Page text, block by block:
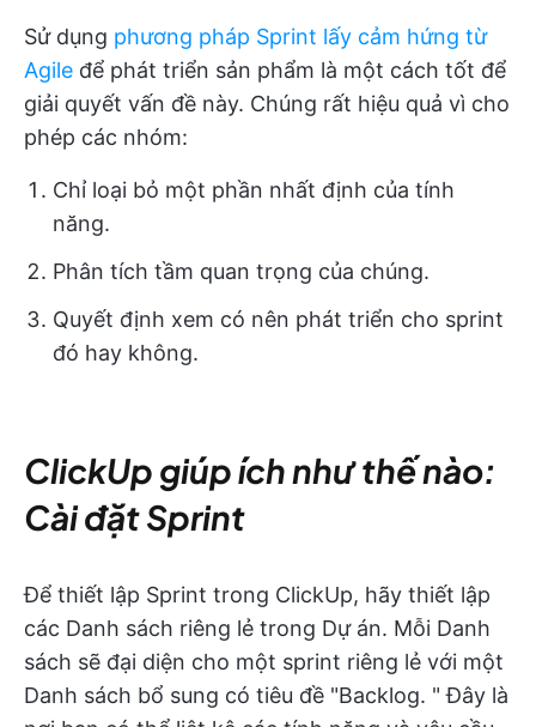
Sử dụng phương pháp Sprint lấy cảm hứng từ
Agile để phát triển sản phẩm là một cách tốt để
giải quyết vấn đề này. Chúng rất hiệu quả vì cho
phép các nhóm:
Chỉ loại bỏ một phần nhất định của tính
năng.
Phân tích tầm quan trọng của chúng.
Quyết định xem có nên phát triển cho sprint
đó hay không.
ClickUp giúp ích như thế nào:
Cài đặt Sprint
Để thiết lập Sprint trong ClickUp, hãy thiết lập
các Danh sách riêng lẻ trong Dự án. Mỗi Danh
sách sẽ đại diện cho một sprint riêng lẻ với một
Danh sách bổ sung có tiêu đề "Backlog. " Đây là